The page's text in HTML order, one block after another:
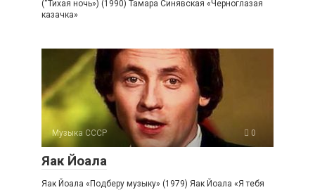
(“Тихая ночь») (1990) Тамара Синявская «Черноглазая
казачка»
Музыка СССР 0
Яак Йоала
Яак Йоала «Подберу музыку» (1979) Яак Йоала «Я тебя